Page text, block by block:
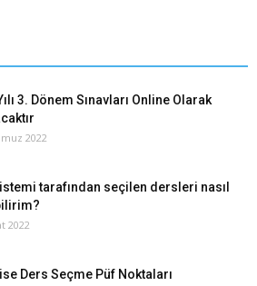
3. Dönem Sınavları Online Olarak
2022
tarafından seçilen dersleri nasıl
2022
Ders Seçme Püf Noktaları